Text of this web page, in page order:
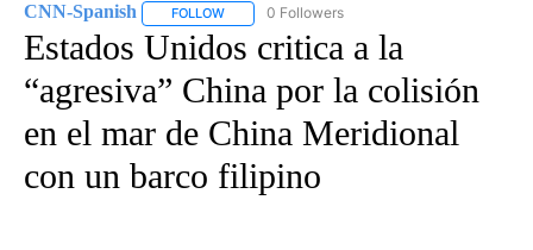
CNN-Spanish FOLLOW FOLLOW "CNN-SPANISH" TO RECEIVE
0 Followers
Estados Unidos critica a la
“agresiva” China por la colisión
en el mar de China Meridional
con un barco filipino